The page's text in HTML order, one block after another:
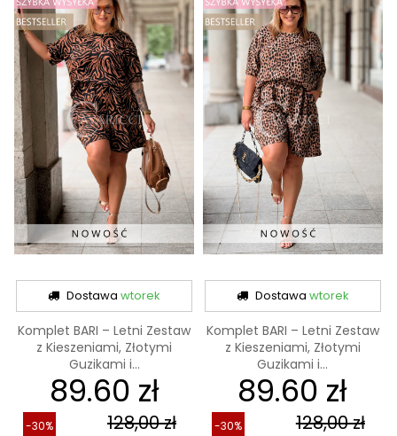
Dostawawtorek
Komplet BARI – Letni Zestaw
z Kieszeniami, Złotymi
Guzikami i...
89.60 zł
128,00 zł
-30%
Dostawa wtorek
Komplet BARI – Letni Zestaw
z Kieszeniami, Złotymi
Guzikami i...
89.60 zł
128,00 zł
-30%